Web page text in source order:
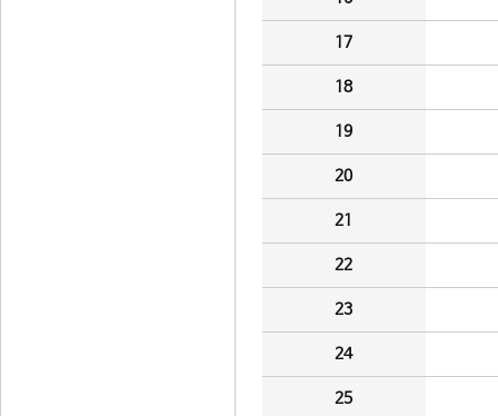
17
18
19
20
21
22
23
24
25